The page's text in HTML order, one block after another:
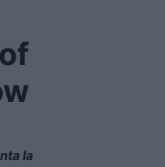
la